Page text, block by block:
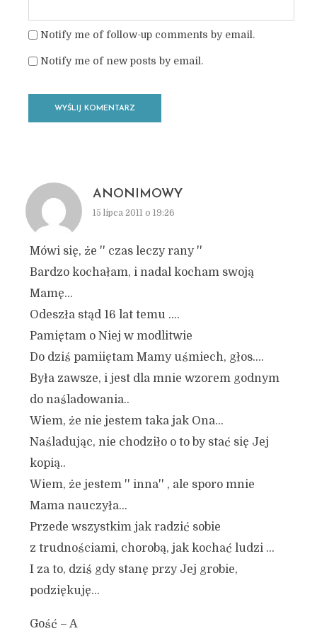
Notify me of follow-up comments by email.
Notify me of new posts by email.
ANONIMOWY
15 lipca 2011 o 19:26
Mówi się, że '' czas leczy rany ''
Bardzo kochałam, i nadal kocham swoją
Mamę…
Odeszła stąd 16 lat temu ….
Pamiętam o Niej w modlitwie
Do dziś pamiiętam Mamy uśmiech, głos….
Była zawsze, i jest dla mnie wzorem godnym
do naśladowania..
Wiem, że nie jestem taka jak Ona…
Naśladując, nie chodziło o to by stać się Jej
kopią..
Wiem, że jestem '' inna'' , ale sporo mnie
Mama nauczyła…
Przede wszystkim jak radzić sobie
z trudnościami, chorobą, jak kochać ludzi …
I za to, dziś gdy stanę przy Jej grobie,
podziękuję…
Gość – A